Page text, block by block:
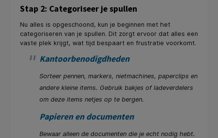
Stap 2: Categoriseer je spullen
Nu alles is opgeschoond, kun je beginnen met het
categoriseren van je spullen. Dit zorgt ervoor dat alles een
vaste plek krijgt, wat tijd bespaart en frustratie voorkomt.
Kantoorbenodigdheden
Sorteer pennen, markers, nietmachines, paperclips en
andere kleine items. Gebruik bakjes of ladeverdelers
om deze items netjes op te bergen.
Papieren en documenten
Bewaar alleen de documenten die je echt nodig hebt.